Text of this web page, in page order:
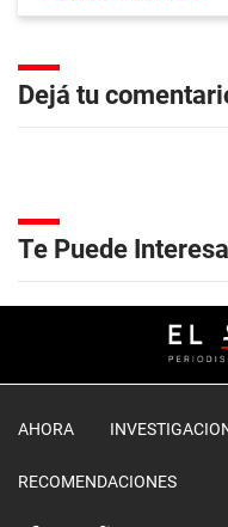
Dejá tu
Te Puede
AHORA
RECOMENDACIONES